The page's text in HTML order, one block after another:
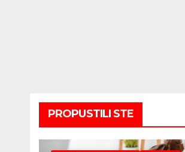
PROPUSTILI STE